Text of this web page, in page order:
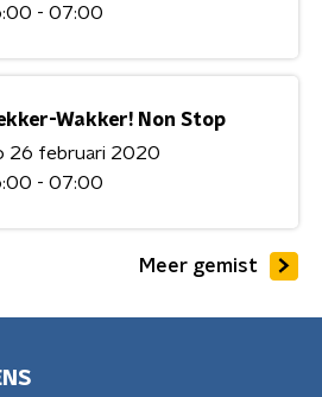
- 07:00
Wakker! Non Stop
26 februari 2020
- 07:00
Meer gemist